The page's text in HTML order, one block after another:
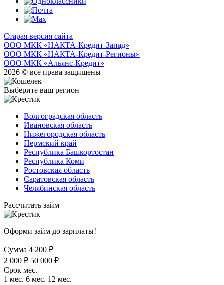
Старая версия сайта
ООО МКК «НАКТА-Кредит-Запад»
ООО МКК «НАКТА-Кредит-Регионы»
ООО МКК «Альянс-Кредит»
2026 © все права защищены
Выберите ваш регион
Волгоградская область
Ивановская область
Нижегородская область
Пермский край
Республика Башкортостан
Республика Коми
Ростовская область
Саратовская область
Челябинская область
Рассчитать займ
Оформи займ до зарплаты!
Сумма 4 200 ₽
2 000 ₽ 50 000 ₽
Срок мес.
1 мес. 6 мес. 12 мес.